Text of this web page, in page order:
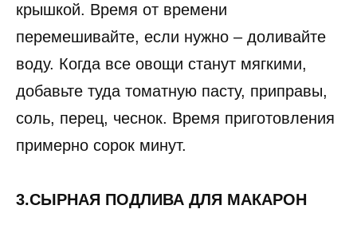
крышкой. Время от времени
перемешивайте, если нужно – доливайте
воду. Когда все овощи станут мягкими,
добавьте туда томатную пасту, приправы,
соль, перец, чеснок. Время приготовления
примерно сорок минут.
3.СЫРНАЯ ПОДЛИВА ДЛЯ МАКАРОН